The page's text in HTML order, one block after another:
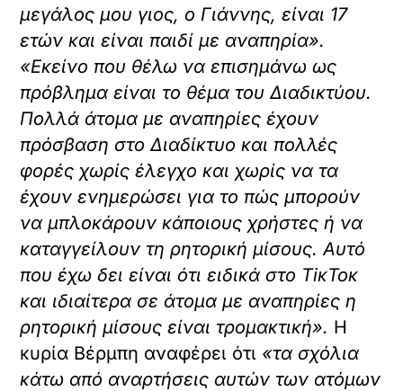
μεγάλος μου γιος, ο Γιάννης, είναι 17
ετών και είναι παιδί με αναπηρία».
«Εκείνο που θέλω να επισημάνω ως
πρόβλημα είναι το θέμα του Διαδικτύου.
Πολλά άτομα με αναπηρίες έχουν
πρόσβαση στο Διαδίκτυο και πολλές
φορές χωρίς έλεγχο και χωρίς να τα
έχουν ενημερώσει για το πώς μπορούν
να μπλοκάρουν κάποιους χρήστες ή να
καταγγείλουν τη ρητορική μίσους. Αυτό
που έχω δει είναι ότι ειδικά στο ΤiκΤοκ
και ιδιαίτερα σε άτομα με αναπηρίες η
ρητορική μίσους είναι τρομακτική». Η
κυρία Βέρμπη αναφέρει ότι «τα σχόλια
κάτω από αναρτήσεις αυτών των ατόμων